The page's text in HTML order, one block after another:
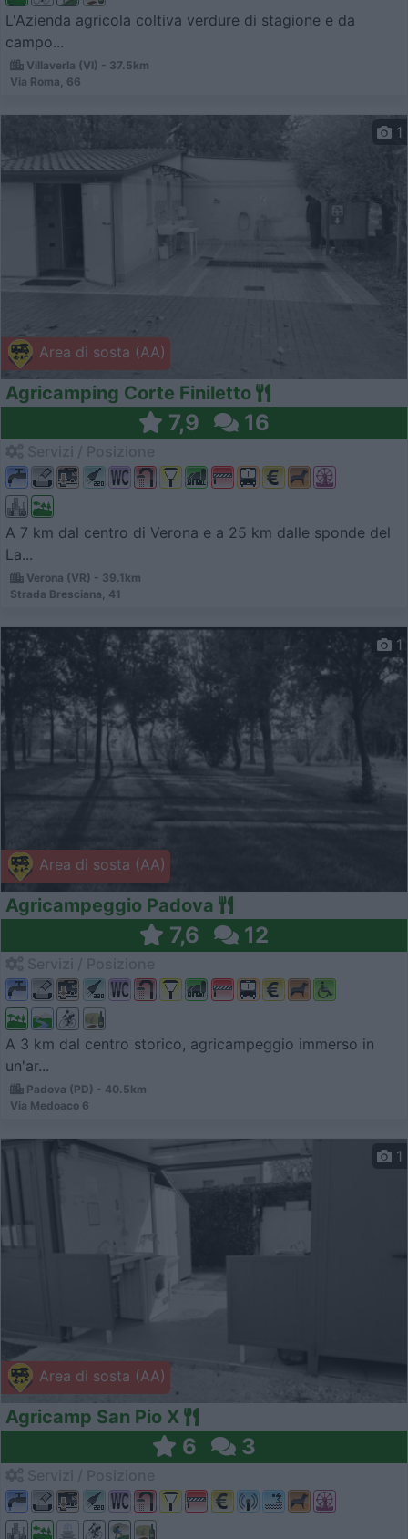
L'Azienda agricola coltiva verdure di stagione e da
campo...
Villaverla (VI) - 37.5km
Via Roma, 66
Area di sosta (AA)
1
Agricamping Corte Finiletto
7,9 16
A 7 km dal centro di Verona e a 25 km dalle sponde del
La...
Verona (VR) - 39.1km
Strada Bresciana, 41
Area di sosta (AA)
1
Agricampeggio Padova
7,6 12
A 3 km dal centro storico, agricampeggio immerso in
un'ar...
Padova (PD) - 40.5km
Via Medoaco 6
Area di sosta (AA)
1
Agricamp San Pio X
6 3